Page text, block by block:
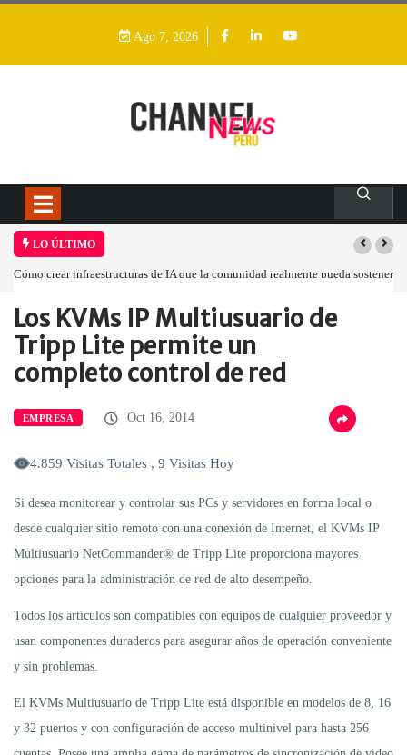
Ago 7, 2026
LO ÚLTIMO
Cómo crear infraestructuras de IA que la comunidad realmente pueda sostener
Home Empresa Los KVMs IP…
Los KVMs IP Multiusuario de
Tripp Lite permite un
completo control de red
EMPRESA Oct 16, 2014
4.859 Visitas Totales , 9 Visitas Hoy
Si desea monitorear y controlar sus PCs y servidores en forma local o
desde cualquier sitio remoto con una conexión de Internet, el KVMs IP
Multiusuario NetCommander® de Tripp Lite proporciona mayores
opciones para la administración de red de alto desempeño.
Todos los artículos son compatibles con equipos de cualquier proveedor y
usan componentes duraderos para asegurar años de operación conveniente
y sin problemas.
El KVMs Multiusuario de Tripp Lite está disponible en modelos de 8, 16
y 32 puertos y con configuración de acceso multinivel para hasta 256